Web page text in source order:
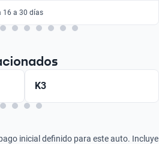
16 a 30 días
K3
inicial definido para este auto. Incluye